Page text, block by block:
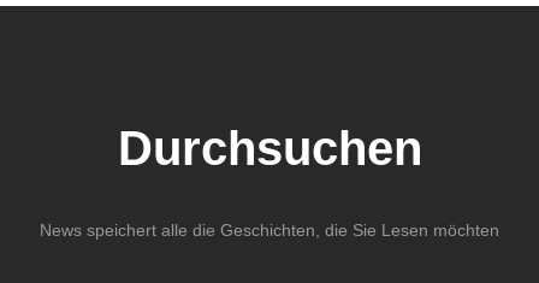
Durchsuchen
News speichert alle die Geschichten, die Sie Lesen möchten